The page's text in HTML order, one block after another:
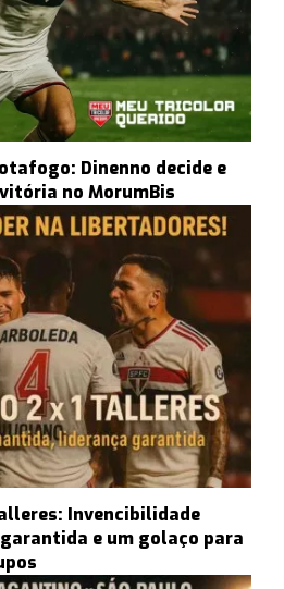
Dinenno decide e
no MorumBis
Invencibilidade
e um golaço para